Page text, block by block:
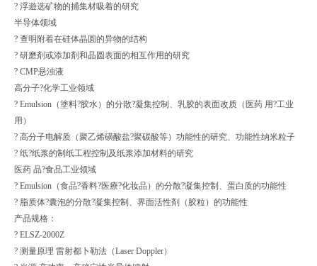
? 浮遊选矿物的捕集材吸着的研究
半导体领域
? 查明附着在硅体晶圆的异物的结构
? 研磨剤或添加剤和晶圆表面的相互作用的研究
? CMP悬浊液
高分子?化学工业领域
? Emulsion（塗料?胶水）的分散?凝集控制、乳胶的表面改质（医药 用?工业
用）
? 高分子电解质（聚乙烯磺酸盐?聚碳酸等）功能性的研究、功能性纳米粒子
? 纸?纸浆的制纸工程控制及纸浆添加材料的研究
医药 品?食品工业领域
? Emulsion（食品?香料?医療?化妆品）的分散?凝集控制、蛋白质的功能性
? 脂质体?囊泡的分散?凝集控制、界面活性剤（胶粒）的功能性
产品规格：
? ELSZ-2000Z
? 测量原理 雷射都卜勒法（Laser Doppler）